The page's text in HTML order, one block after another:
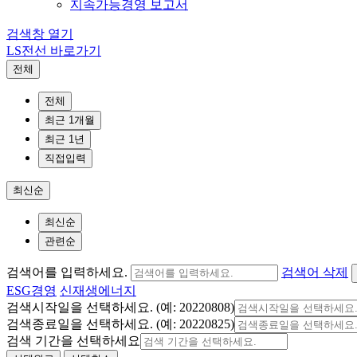
지속가능경영 보고서
검색창 열기
LS전선 바로가기
전체
전체
최근 1개월
최근 1년
직접입력
최신순
최신순
관련순
검색어를 입력하세요.
검색어 삭제
ESG경영 신재생에너지
검색시작일을 선택하세요. (예: 20220808)
검색종료일을 선택하세요. (예: 20220825)
검색 기간을 선택하세요